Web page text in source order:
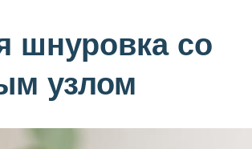
шнуровка со
узлом